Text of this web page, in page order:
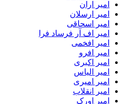
امیر اران
امیر ارسلان
امیر اسحاقی
امیر اف آر فرساد فرا
امیر افخمی
امیر افرو
امیر اکبری
امیر الیاس
امیر امیری
امیر انقلاب
امیر اورک